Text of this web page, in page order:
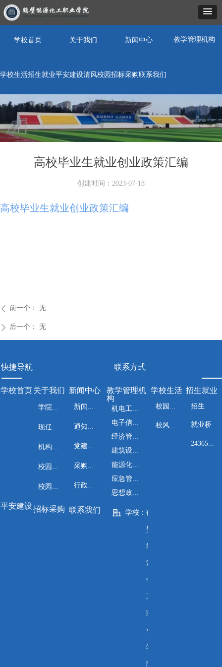
教学管理机构
学校生活招生就业平安建设清风校园招标采购联系我们
学校首页 关于我们 新闻中心
高校毕业生就业创业政策汇编
创建时间： 2023-07-18
高校毕业生就业创业政策汇编
ꄴ 前一个： 无
ꄲ 后一个： 无
学校： 鹤
壁
能
源
化
工
职
业
学
院
联系方式
快捷导航
学校首页关于我们 新闻中心
教学管理机
构
学校生活 招生就业
平安建设招标采购 联系我们
学院介绍
现任领导
机构设置
校园风光
校园地图
新闻资讯
党建工作
行政管理
机电工程系
电子信息工程系
经济管理系
建筑设计与工程系
能源化工与安全工程系
思想政治教学部
校园文化 招生
就业桥